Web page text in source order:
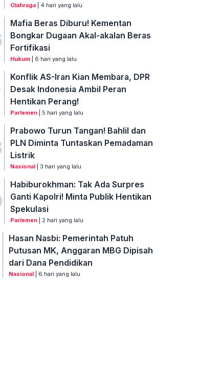
Olahraga | 4 hari yang lalu
Mafia Beras Diburu! Kementan
Bongkar Dugaan Akal-akalan Beras
Fortifikasi
Hukum | 6 hari yang lalu
Konflik AS-Iran Kian Membara, DPR
Desak Indonesia Ambil Peran
Hentikan Perang!
Parlemen | 5 hari yang lalu
Prabowo Turun Tangan! Bahlil dan
PLN Diminta Tuntaskan Pemadaman
Listrik
Nasional | 3 hari yang lalu
Habiburokhman: Tak Ada Surpres
Ganti Kapolri! Minta Publik Hentikan
Spekulasi
Parlemen | 2 hari yang lalu
Hasan Nasbi: Pemerintah Patuh
Putusan MK, Anggaran MBG Dipisah
dari Dana Pendidikan
Nasional | 6 hari yang lalu